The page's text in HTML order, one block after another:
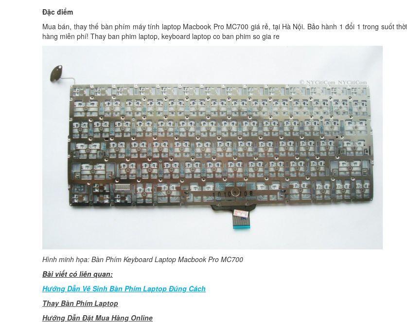
Bàn
Đặc điểm
Mua bán, thay thế bàn phím máy tính laptop Macbook Pro MC700 giá rẻ, tại Hà Nội. Bảo hành 1 đổi 1 trong suốt
hàng miễn phí! Thay ban phim laptop, keyboard laptop co ban phim so gia re
Hình minh họa: Bàn Phím Keyboard Laptop Macbook Pro MC700
Bài viết có liên quan:
Hướng Dẫn Vệ Sinh Bàn Phím Laptop Đúng Cách
Thay Bàn Phím Laptop
Hướng Dẫn Đặt Mua Hàng Online